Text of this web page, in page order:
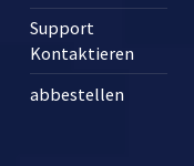
Support
Kontaktieren
abbestellen